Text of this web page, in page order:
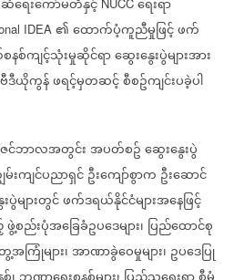
ေးကော်မတီနှင့်
ရေးရာ
IDEA ၏ထောက်ပံ့ကူညီမှုဖြင့်ဖက်
စ်ကျင့်သုံးမှုဆိုင်ရာဆွေးနွေးပွဲများအား
ဗီဒီယိုကွန်ဖရင့်မှတဆင့်စီစဥ်ကျင်းပခဲ့ပါ
င်ဘာလအတွင်းအပတ်စဥ်ဆွေးနွေးပွဲ
းကျင်ပညာရှင်ဦးကျော်စွာက ဦးဆောင်
ပွဲများတွင်ဖက်ဒရယ်နိုင်ငံများအနေဖြင့်
ဖွဲ့စည်းပုံအခြေခံဥပဒေများ၊ ပြည်ထောင်စု
ကြုံများ၊အာဏာခွဲဝေမှုများ၊ ဥပဒေပြု